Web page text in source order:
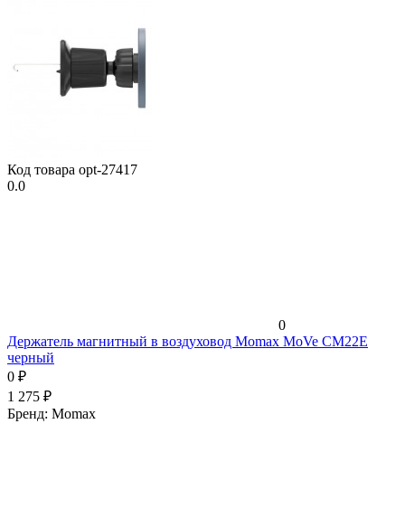
Код товара opt-27417
0.0
0
Держатель магнитный в воздуховод Momax MoVe CM22E
черный
0 ₽
1 275 ₽
Бренд: Momax